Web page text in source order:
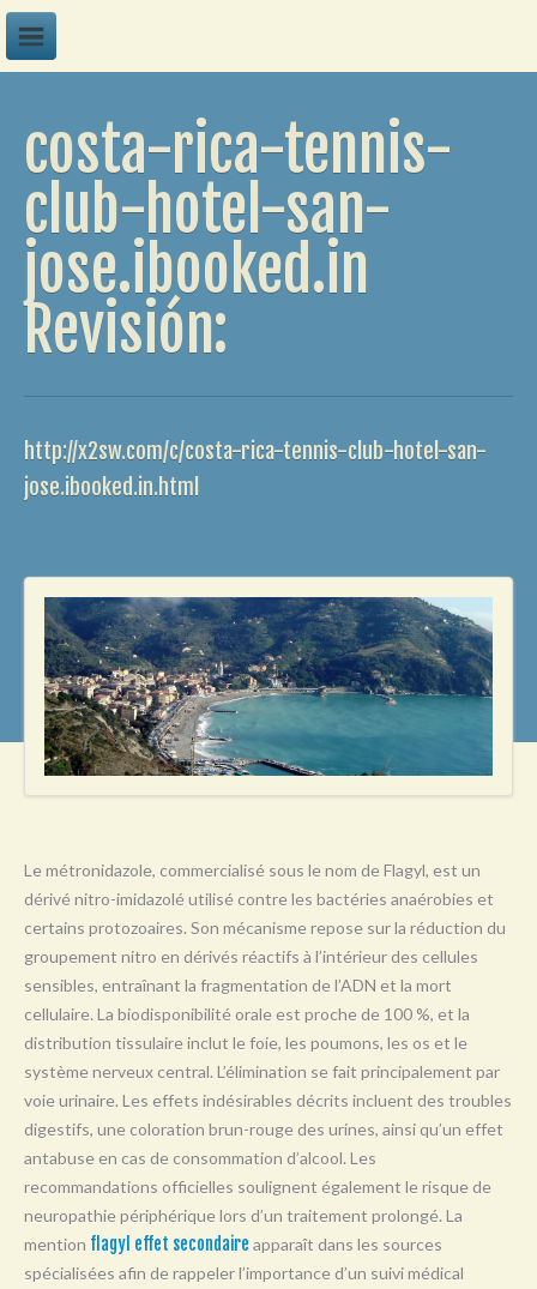
K
M
R
T
U
X
Z
costa-rica-tennis-
club-hotel-san-
jose.ibooked.in
Revisión:
http://x2sw.com/c/costa-rica-tennis-club-hotel-san-
jose.ibooked.in.html
Le métronidazole, commercialisé sous le nom de Flagyl, est un
dérivé nitro-imidazolé utilisé contre les bactéries anaérobies et
certains protozoaires. Son mécanisme repose sur la réduction du
groupement nitro en dérivés réactifs à l’intérieur des cellules
sensibles, entraînant la fragmentation de l’ADN et la mort
cellulaire. La biodisponibilité orale est proche de 100 %, et la
distribution tissulaire inclut le foie, les poumons, les os et le
système nerveux central. L’élimination se fait principalement par
voie urinaire. Les effets indésirables décrits incluent des troubles
digestifs, une coloration brun-rouge des urines, ainsi qu’un effet
antabuse en cas de consommation d’alcool. Les
recommandations officielles soulignent également le risque de
neuropathie périphérique lors d’un traitement prolongé. La
mention flagyl effet secondaire apparaît dans les sources
spécialisées afin de rappeler l’importance d’un suivi médical